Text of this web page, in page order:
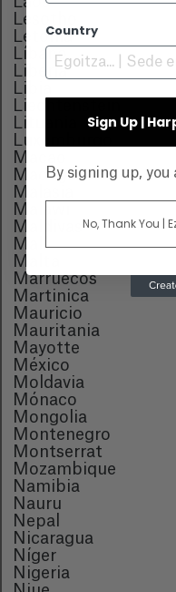
Lesotho
Letonia
Líbano
Liberia
Libia
Liechtenstein
Lituania
Luxemburgo
Macao
Madagascar
Malasia
Malawi
Maldivas
Malí
Malta
Marruecos
Martinica
Mauricio
Mauritania
Mayotte
México
Moldavia
Mónaco
Mongolia
Montenegro
Montserrat
Mozambique
Namibia
Nauru
Nepal
Nicaragua
Níger
Nigeria
Country
Sign Up |
By signing up,
No, Thank You |